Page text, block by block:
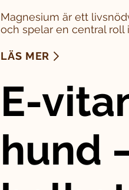
Magnesium är ett
och spelar en central roll
LÄS MER
E-
hund